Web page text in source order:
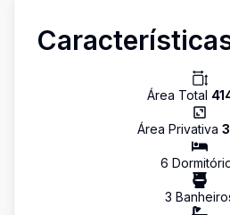
Área Total
Área Privativa
6
3 Banheiro